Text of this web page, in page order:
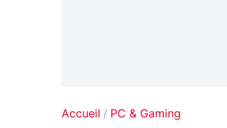
Accueil PC & Gaming